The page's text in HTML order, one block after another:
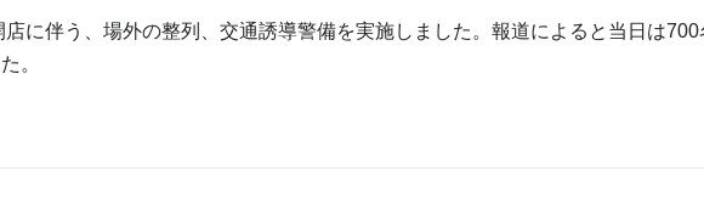
に伴う、場外の整列、交通誘導警備を実施しました。報道によると当日は700
。